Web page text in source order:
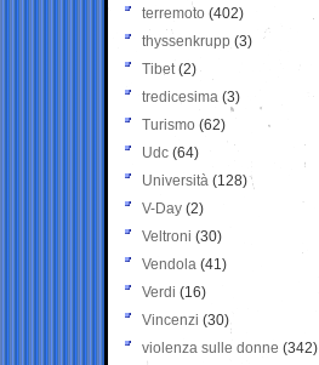
terremoto (402)
thyssenkrupp (3)
Tibet(2)
tredicesima (3)
Turismo (62)
Udc (64)
Università (128)
V-Day (2)
Veltroni (30)
Vendola (41)
Verdi (16)
Vincenzi (30)
violenza sulle donne (342)